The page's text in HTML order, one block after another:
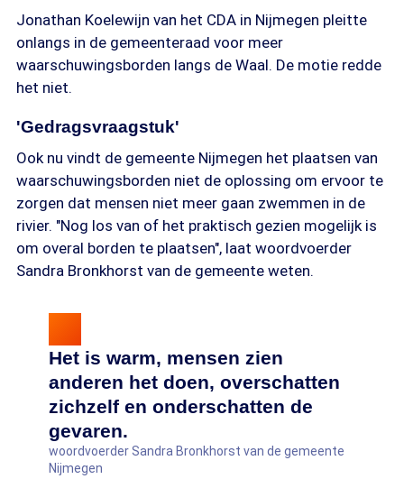
Jonathan Koelewijn van het CDA in Nijmegen pleitte
onlangs in de gemeenteraad voor meer
waarschuwingsborden langs de Waal. De motie redde
het niet.
'Gedragsvraagstuk'
Ook nu vindt de gemeente Nijmegen het plaatsen van
waarschuwingsborden niet de oplossing om ervoor te
zorgen dat mensen niet meer gaan zwemmen in de
rivier. "Nog los van of het praktisch gezien mogelijk is
om overal borden te plaatsen", laat woordvoerder
Sandra Bronkhorst van de gemeente weten.
Het is warm, mensen zien
anderen het doen, overschatten
zichzelf en onderschatten de
gevaren.
woordvoerder Sandra Bronkhorst van de gemeente
Nijmegen